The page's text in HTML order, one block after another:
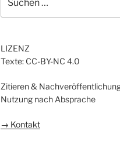
nach:
LIZENZ
Texte: CC-BY-NC 4.0
Zitieren &
Nutzung nach Absprache
→ Kontakt